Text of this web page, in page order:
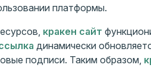
платформы.
кракен сайт
динамически
подписи. Таким образом,